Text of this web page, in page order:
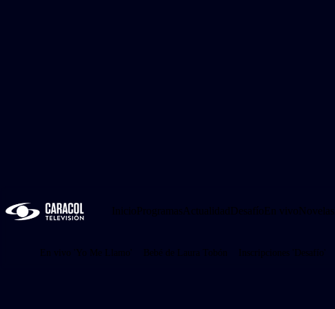
InicioProgramas ActualidadDesafíoEn vivoNovelas
Juegos
En vivo 'Yo Me Llamo' Bebé de Laura Tobón Inscripciones 'Desafío'